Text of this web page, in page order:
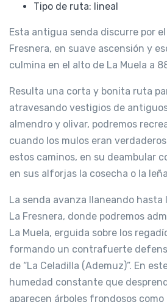
Tipo de ruta: lineal
Esta antigua senda discurre por
Fresnera, en suave ascensión y
culmina en el alto de La Muela a
Resulta una corta y bonita ruta
atravesando vestigios de
almendro y olivar, podremos
cuando los mulos eran
estos caminos, en su deambular
en sus alforjas la cosecha o la
La senda avanza llaneando hasta
La Fresnera, donde podremos
La Muela, erguida sobre los
formando un contrafuerte
de “La Celadilla (Ademuz)”. En
humedad constante que
aparecen árboles frondosos